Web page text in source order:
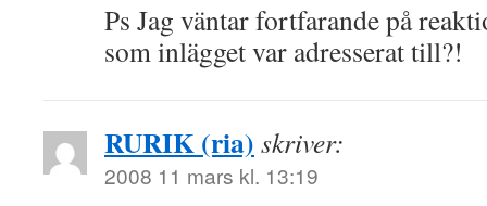
Ps Jag väntar fortfarande på
som inlägget var adresserat till?!
RURIK (ria) skriver:
2008 11 mars kl. 13:19